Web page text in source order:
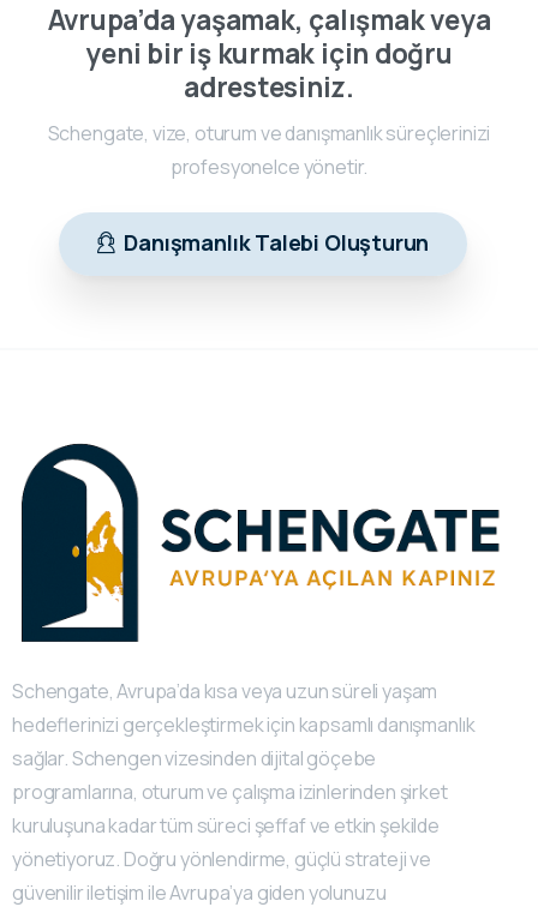
Avrupa’da yaşamak, çalışmak veya
yeni bir iş kurmak için doğru
adrestesiniz.
Schengate, vize, oturum ve danışmanlık süreçlerinizi
profesyonelce yönetir.
Danışmanlık Talebi Oluşturun
Schengate, Avrupa’da kısa veya uzun süreli yaşam
hedeflerinizi gerçekleştirmek için kapsamlı danışmanlık
sağlar. Schengen vizesinden dijital göçebe
programlarına, oturum ve çalışma izinlerinden şirket
kuruluşuna kadar tüm süreci şeffaf ve etkin şekilde
yönetiyoruz. Doğru yönlendirme, güçlü strateji ve
güvenilir iletişim ile Avrupa’ya giden yolunuzu